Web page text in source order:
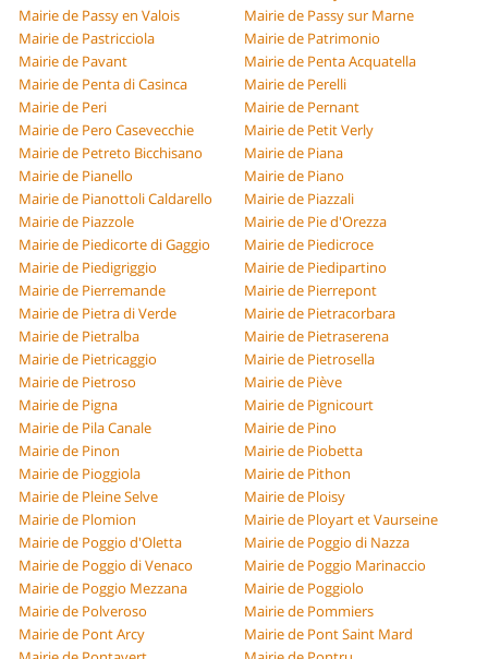
Mairie de Passy en Valois
Mairie de Passy sur Marne
Mairie de Pastricciola
Mairie de Patrimonio
Mairie de Pavant
Mairie de Penta Acquatella
Mairie de Penta di Casinca
Mairie de Perelli
Mairie de Peri
Mairie de Pernant
Mairie de Pero Casevecchie
Mairie de Petit Verly
Mairie de Petreto Bicchisano
Mairie de Piana
Mairie de Pianello
Mairie de Piano
Mairie de Pianottoli Caldarello
Mairie de Piazzali
Mairie de Piazzole
Mairie de Pie d'Orezza
Mairie de Piedicorte di Gaggio
Mairie de Piedicroce
Mairie de Piedigriggio
Mairie de Piedipartino
Mairie de Pierremande
Mairie de Pierrepont
Mairie de Pietra di Verde
Mairie de Pietracorbara
Mairie de Pietralba
Mairie de Pietraserena
Mairie de Pietricaggio
Mairie de Pietrosella
Mairie de Pietroso
Mairie de Piève
Mairie de Pigna
Mairie de Pignicourt
Mairie de Pila Canale
Mairie de Pino
Mairie de Pinon
Mairie de Piobetta
Mairie de Pioggiola
Mairie de Pithon
Mairie de Pleine Selve
Mairie de Ploisy
Mairie de Plomion
Mairie de Ployart et Vaurseine
Mairie de Poggio d'Oletta
Mairie de Poggio di Nazza
Mairie de Poggio di Venaco
Mairie de Poggio Marinaccio
Mairie de Poggio Mezzana
Mairie de Poggiolo
Mairie de Polveroso
Mairie de Pommiers
Mairie de Pont Arcy
Mairie de Pont Saint Mard